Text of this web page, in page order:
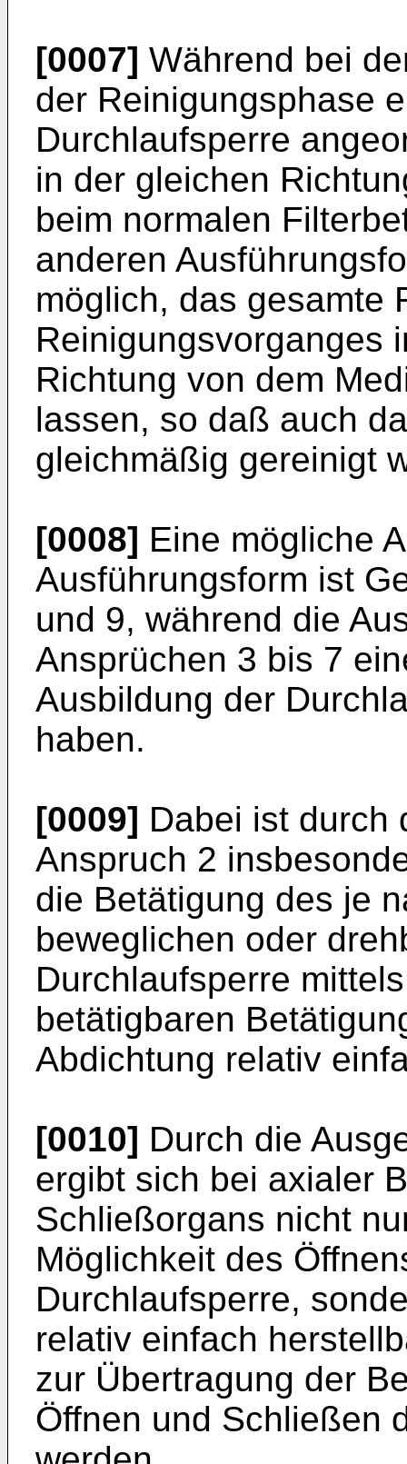
[0007] Während bei
der Reinigungsphase
Durchlaufsperre
in der gleichen
beim normalen
anderen
möglich, das gesamte
Reinigungsvorganges
Richtung von dem
lassen, so daß auch
gleichmäßig gereinigt
[0008] Eine mögliche
Ausführungsform ist
und 9, während die
Ansprüchen 3 bis 7
Ausbildung der
haben.
[0009] Dabei ist durch
Anspruch 2
die Betätigung des je
beweglichen oder
Durchlaufsperre
betätigbaren
Abdichtung relativ
[0010] Durch die
ergibt sich bei axialer
Schließorgans nicht
Möglichkeit des
Durchlaufsperre,
relativ einfach
zur Übertragung der
Öffnen und Schließen